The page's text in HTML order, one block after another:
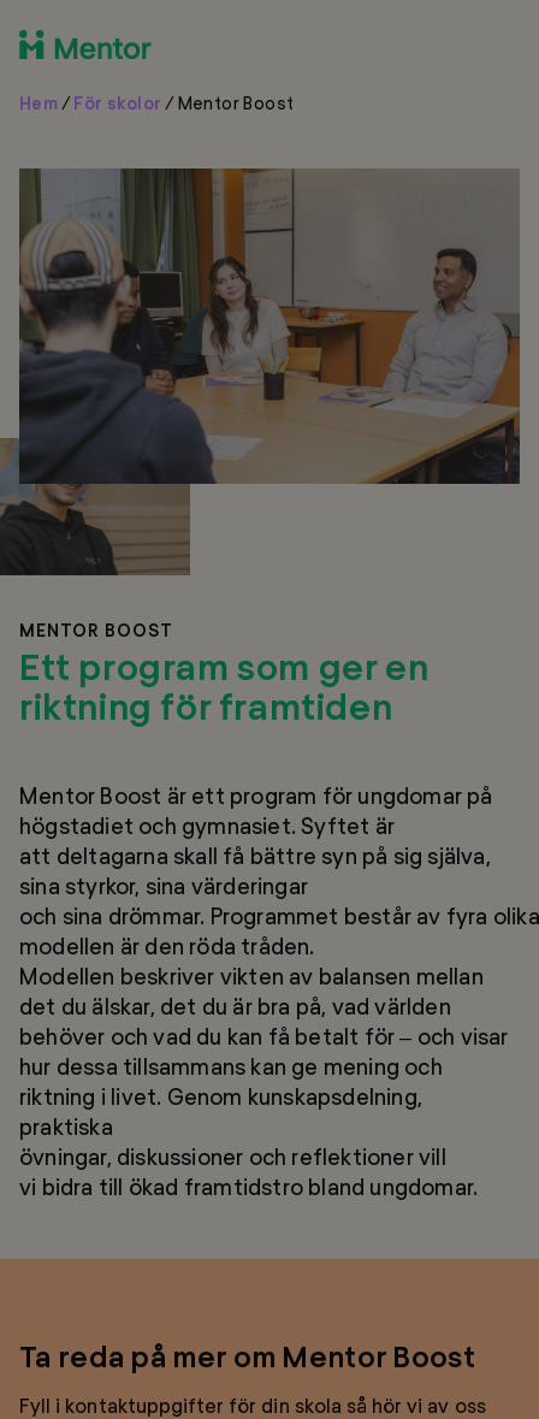
Hem /För skolor /Mentor Boost
MENTOR BOOST
Ett program som ger en
riktning för framtiden
Mentor Boost är ett program för ungdomar på
högstadiet och gymnasiet. Syftet är
att deltagarna skall få bättre syn på sig själva,
sina styrkor, sina värderingar
och sina drömmar. Programmet består av fyra
modellen är den röda tråden.
Modellen beskriver vikten av balansen mellan
det du älskar, det du är bra på, vad världen
behöver och vad du kan få betalt för – och visar
hur dessa tillsammans kan ge mening och
riktning i livet. Genom kunskapsdelning,
praktiska
övningar, diskussioner och reflektioner vill
vi bidra till ökad framtidstro bland ungdomar.
Ta reda på mer om Mentor Boost
Fyll i kontaktuppgifter för din skola så hör vi av oss